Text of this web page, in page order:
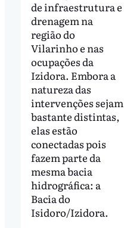
de infraestrutura e
drenagem na
região do
Vilarinho e nas
ocupações da
Izidora. Embora a
natureza das
intervenções sejam
bastante distintas,
elas estão
conectadas pois
fazem parte da
mesma bacia
hidrográfica: a
Bacia do
Isidoro/Izidora.